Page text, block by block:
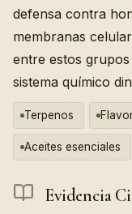
defensa contra
membranas
entre estos
sistema químico
Terpenos
Aceites esenciales
Evidencia